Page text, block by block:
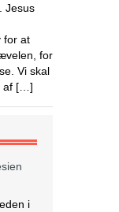
Jesus
for at
for
Vi skal
af […]
i